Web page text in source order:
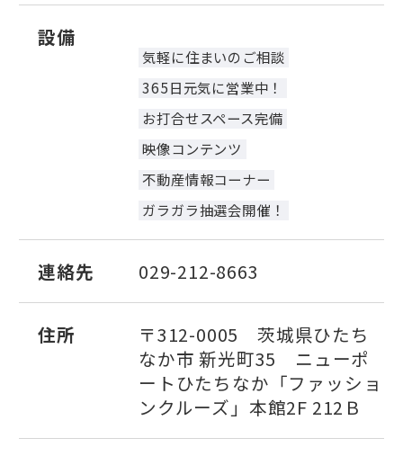
設備
気軽に住まいのご相談
365日元気に営業中！
お打合せスペース完備
映像コンテンツ
不動産情報コーナー
ガラガラ抽選会開催！
連絡先 029-212-8663
住所
〒312-0005 茨城県ひたち
なか市 新光町35 ニューポ
ートひたちなか「ファッショ
ンクルーズ」本館2F 212Ｂ